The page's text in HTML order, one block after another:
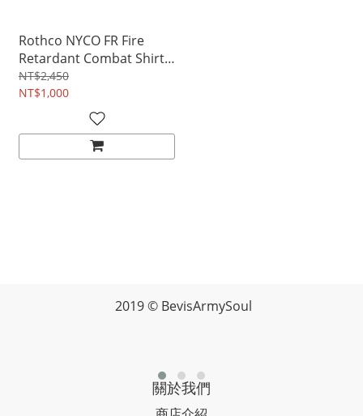
Rothco NYCO FR Fire
Retardant Combat Shirt
NYCO FR 阻燃戰鬥襯衫 |
鐵灰數位迷彩 #美國專區品
NT$2,450
NT$1,000
2019 © BevisArmySoul
關於我們